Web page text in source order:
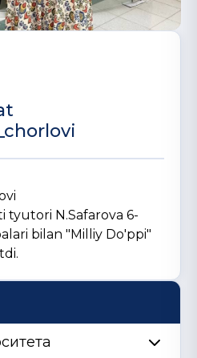
N.Safarova 6-
bilan "Milliy Do'ppi"